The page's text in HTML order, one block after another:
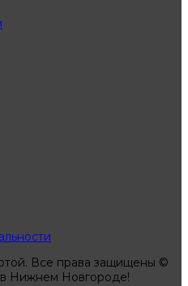
Все права защищены ©
в Нижнем Новгороде!